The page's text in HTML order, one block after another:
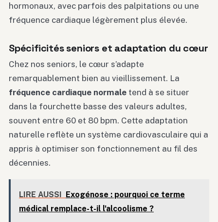
hormonaux, avec parfois des palpitations ou une
fréquence cardiaque légèrement plus élevée.
Spécificités seniors et adaptation du cœur
Chez nos seniors, le cœur s’adapte
remarquablement bien au vieillissement. La
fréquence cardiaque normale tend à se situer
dans la fourchette basse des valeurs adultes,
souvent entre 60 et 80 bpm. Cette adaptation
naturelle reflète un système cardiovasculaire qui a
appris à optimiser son fonctionnement au fil des
décennies.
LIRE AUSSI Exogénose : pourquoi ce terme
médical remplace-t-il l'alcoolisme ?